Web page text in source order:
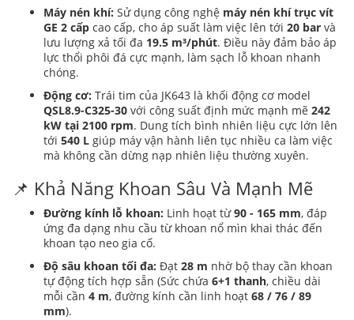
Máy nén khí: Sử dụng công nghệ máy nén khí trục vít
GE 2 cấp cao cấp, cho áp suất làm việc lên tới 20 bar và
lưu lượng xả tối đa 19.5 m³/phút. Điều này đảm bảo áp
lực thổi phôi đá cực mạnh, làm sạch lỗ khoan nhanh
chóng.
Động cơ: Trái tim của JK643 là khối động cơ model
QSL8.9-C325-30 với công suất định mức mạnh mẽ 242
kW tại 2100 rpm. Dung tích bình nhiên liệu cực lớn lên
tới 540 L giúp máy vận hành liên tục nhiều ca làm việc
mà không cần dừng nạp nhiên liệu thường xuyên.
📌 Khả Năng Khoan Sâu Và Mạnh Mẽ
Đường kính lỗ khoan: Linh hoạt từ90 - 165 mm, đáp
ứng đa dạng nhu cầu từ khoan nổ mìn khai thác đến
khoan tạo neo gia cố.
Độ sâu khoan tối đa: Đạt 28 m nhờ bộ thay cần khoan
tự động tích hợp sẵn (Sức chứa 6+1 thanh, chiều dài
mỗi cần 4 m, đường kính cần linh hoạt 68 / 76 / 89
mm).